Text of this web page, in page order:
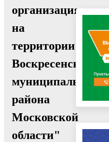
организация
на
территории
Воскресенского
муниципального
района
Московской
области"